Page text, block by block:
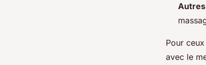
Pour
avec le